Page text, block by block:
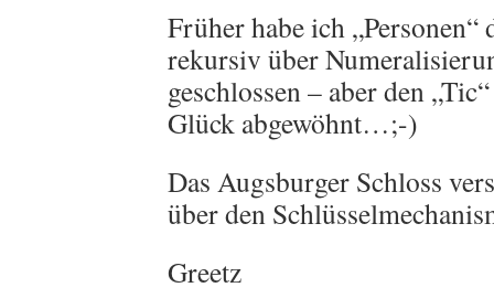
Früher habe ich
rekursiv über
geschlossen – aber den
Glück abgewöhnt…;-)
Das Augsburger Schloss
über den
Greetz